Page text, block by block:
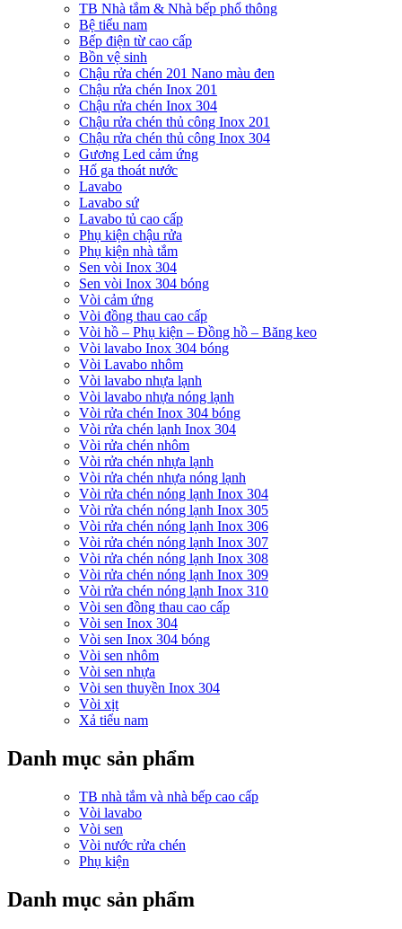
TB Nhà tắm & Nhà bếp phổ thông
Bệ tiểu nam
Bếp điện từ cao cấp
Bồn vệ sinh
Chậu rửa chén 201 Nano màu đen
Chậu rửa chén Inox 201
Chậu rửa chén Inox 304
Chậu rửa chén thủ công Inox 201
Chậu rửa chén thủ công Inox 304
Gương Led cảm ứng
Hố ga thoát nước
Lavabo
Lavabo sứ
Lavabo tủ cao cấp
Phụ kiện chậu rửa
Phụ kiện nhà tắm
Sen vòi Inox 304
Sen vòi Inox 304 bóng
Vòi cảm ứng
Vòi đồng thau cao cấp
Vòi hồ – Phụ kiện – Đồng hồ – Băng keo
Vòi lavabo Inox 304 bóng
Vòi Lavabo nhôm
Vòi lavabo nhựa lạnh
Vòi lavabo nhựa nóng lạnh
Vòi rửa chén Inox 304 bóng
Vòi rửa chén lạnh Inox 304
Vòi rửa chén nhôm
Vòi rửa chén nhựa lạnh
Vòi rửa chén nhựa nóng lạnh
Vòi rửa chén nóng lạnh Inox 304
Vòi rửa chén nóng lạnh Inox 305
Vòi rửa chén nóng lạnh Inox 306
Vòi rửa chén nóng lạnh Inox 307
Vòi rửa chén nóng lạnh Inox 308
Vòi rửa chén nóng lạnh Inox 309
Vòi rửa chén nóng lạnh Inox 310
Vòi sen đồng thau cao cấp
Vòi sen Inox 304
Vòi sen Inox 304 bóng
Vòi sen nhôm
Vòi sen nhựa
Vòi sen thuyền Inox 304
Vòi xịt
Xả tiểu nam
Danh mục sản phẩm
TB nhà tắm và nhà bếp cao cấp
Vòi lavabo
Vòi sen
Vòi nước rửa chén
Phụ kiện
Danh mục sản phẩm